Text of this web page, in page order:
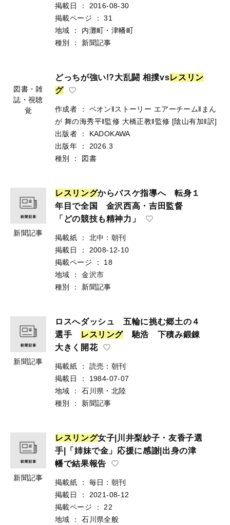
掲載日 ：
2016-08-30
掲載ページ
：
31
地域
：
内灘町・津幡町
種別
： 新聞記事
図書・雑
誌・視聴
覚
どっちが強い!?大乱闘 相撲vsレ ス リ ン
グ
作成者 ： ベオン‖ストーリー エアーチーム‖まん
が 舞の海秀平‖監修 大橋正教‖監修 [陰山有加‖訳]
出版者
：
KADOKAWA
出版年
：
2026.3
種別
： 図書
新聞記事
レ ス リ ングからバスケ指導へ 転身１
年目で全国 金沢西高・吉田監督
「どの競技も精神力」
掲載紙 ：
北中：朝刊
掲載日
：
2008-12-10
掲載ページ
：
18
地域
：
金沢市
種別
： 新聞記事
新聞記事
ロスへダッシュ 五輪に挑む郷土の４
選手
レ ス リ ング 馳浩 下積み鍛錬
大きく開花
掲載紙 ：
読売：朝刊
掲載日
：
1984-07-07
地域
：
石川県・北陸
種別
： 新聞記事
新聞記事
レ ス リ ング女子|川井梨紗子・友香子選
手|「姉妹で金」応援に感謝|出身の津
幡で結果報告
掲載紙 ：
毎日：朝刊
掲載日
：
2021-08-12
掲載ページ
：
22
地域
：
石川県全般